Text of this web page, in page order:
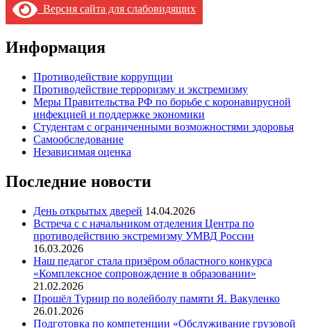
Версия сайта для слабовидящих
Информация
Противодействие коррупции
Противодействие терроризму и экстремизму
Меры Правительства РФ по борьбе с коронавирусной
инфекцией и поддержке экономики
Студентам с ограниченными возможностями здоровья
Самообследование
Независимая оценка
Последние новости
День открытых дверей 14.04.2026
Встреча с с начальником отделения Центра по
противодействию экстремизму УМВД России
16.03.2026
Наш педагог стала призёром областного конкурса
«Комплексное сопровождение в образовании»
21.02.2026
Прошёл Турнир по волейболу памяти Я. Вакуленко
26.01.2026
Подготовка по компетенции «Обслуживание грузовой